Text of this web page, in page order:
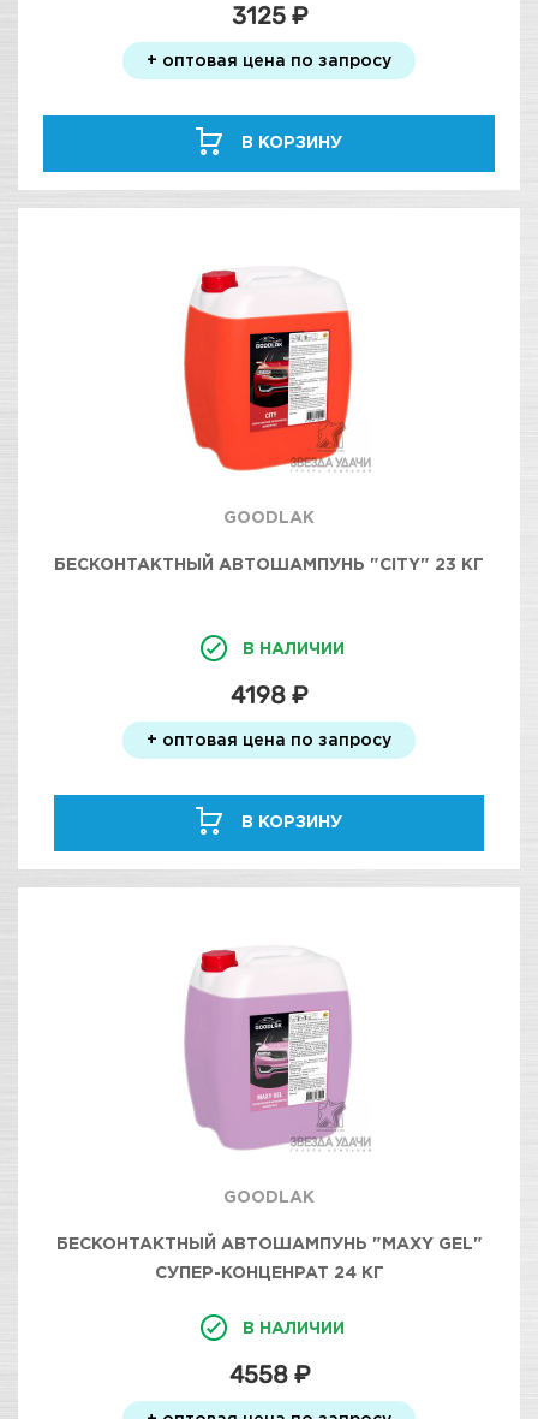
3125 ₽
+ оптовая цена по запросу
В КОРЗИНУ
GOODLAK
БЕСКОНТАКТНЫЙ АВТОШАМПУНЬ "CITY" 23 КГ
В НАЛИЧИИ
4198 ₽
+ оптовая цена по запросу
В КОРЗИНУ
GOODLAK
БЕСКОНТАКТНЫЙ АВТОШАМПУНЬ "MAXY GEL"
СУПЕР-КОНЦЕНРАТ 24 КГ
В НАЛИЧИИ
4558 ₽